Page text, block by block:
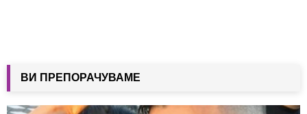
ВИ ПРЕПОРАЧУВАМЕ